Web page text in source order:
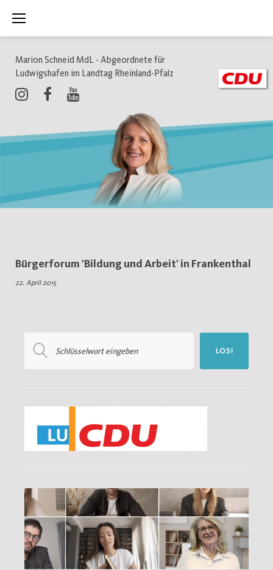
Inhalt
Marion Schneid MdL - Abgeordnete für
Ludwigshafen im Landtag Rheinland-Pfalz
Schlagwort:
Bürgerforum
Bürgerforum 'Bildung und Arbeit' in Frankenthal
22. April 2015
nach:
LOS!